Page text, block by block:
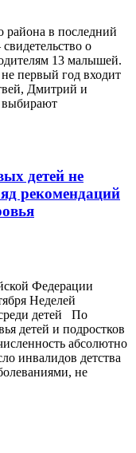
в последний
о
13 малышей.
первый год входит
Дмитрий и
выбирают
детей не
рекомендаций
Федерации
Неделей
детей По
детей и подростков
абсолютно
инвалидов детства
не